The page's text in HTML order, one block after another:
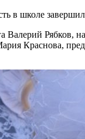
в школе
Рябков,
Краснова,